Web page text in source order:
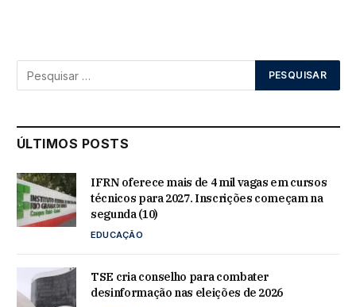
ÚLTIMOS POSTS
IFRN oferece mais de 4 mil vagas em cursos
técnicos para 2027. Inscrições começam na
segunda (10)
EDUCAÇÃO
TSE cria conselho para combater
desinformação nas eleições de 2026